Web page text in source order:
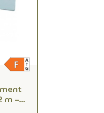
m –